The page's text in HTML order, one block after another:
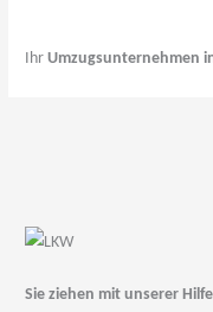
IhrUmzugsunternehmen
Sie ziehen mit unserer